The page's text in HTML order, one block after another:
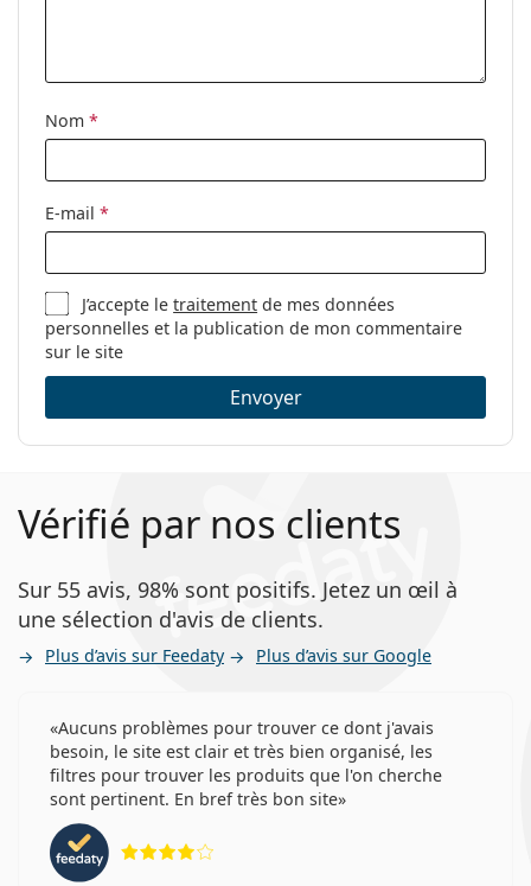
Nom *
E-mail *
J’accepte letraitement de mes données
personnelles et la publication de mon commentaire
sur le site
Envoyer
Vérifié par nos clients
Sur 55 avis, 98% sont positifs. Jetez un œil à
une sélection d'avis de clients.
Plus d’avis sur Feedaty Plus d’avis sur Google
Aucuns problèmes pour trouver ce dont j'avais
besoin, le site est clair et très bien organisé, les
filtres pour trouver les produits que l'on cherche
sont pertinent. En bref très bon site